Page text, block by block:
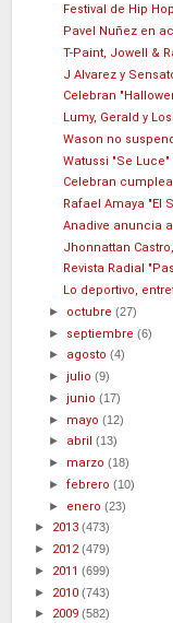
Festival de Hip
Pavel Nuñez en
T-Paint, Jowell &
J Alvarez y
Celebran
Lumy, Gerald y
Wason no
Watussi "Se
Celebran
Rafael Amaya "El
Anadive anuncia
Jhonnattan
Revista Radial
Lo deportivo,
► octubre(27)
► septiembre(6)
► agosto(4)
►julio(9)
►junio(17)
► mayo(12)
► abril(13)
► marzo(18)
►febrero(10)
► enero(23)
► 2013 (473)
► 2012(479)
► 2011 (699)
► 2010 (743)
► 2009 (582)